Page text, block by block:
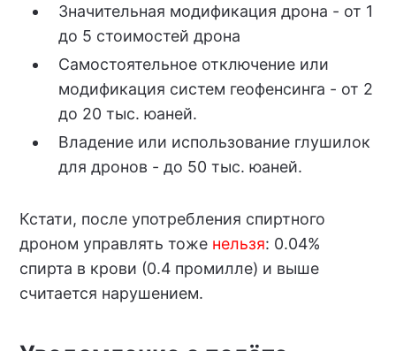
Значительная модификация дрона - от 1
до 5 стоимостей дрона
Самостоятельное отключение или
модификация систем геофенсинга - от 2
до 20 тыс. юаней.
Владение или использование глушилок
для дронов - до 50 тыс. юаней.
Кстати, после употребления спиртного
дроном управлять тоже нельзя: 0.04%
спирта в крови (0.4 промилле) и выше
считается нарушением.